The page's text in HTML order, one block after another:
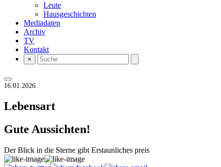
Leute
Hausgeschichten
Mediadaten
Archiv
TV
Kontakt
×
16.01.2026
Lebensart
Gute Aussichten!
Der Blick in die Sterne gibt Erstaunliches preis